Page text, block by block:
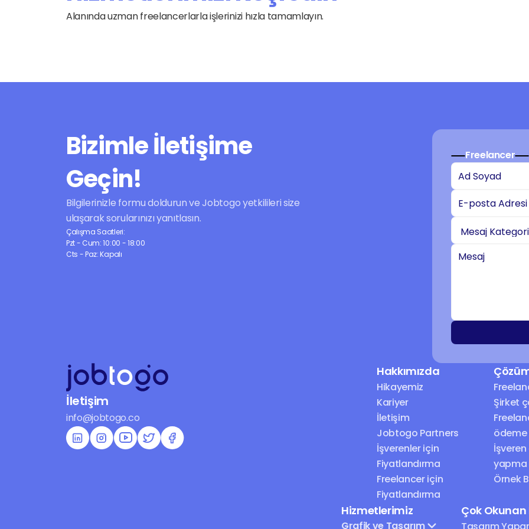
Alanında uzman freelancerlarla işlerinizi hızla tamamlayın.
Bizimle İletişime
Geçin!
Bilgilerinizle formu doldurun ve Jobtogo yetkilileri size
ulaşarak sorularınızı yanıtlasın.
Çalışma Saatleri:
Pzt - Cum: 10:00 - 18:00
Cts - Paz: Kapalı
Freelancer
İletişim
info@jobtogo.co
Hakkımızda
Hikayemiz
Kariyer
İletişim
Jobtogo Partners
İşverenler için
Fiyatlandırma
Freelancer için
Fiyatlandırma
Şirket
yapma
Örnek
Hizmetlerimiz
Grafik ve Tasarım
Çok